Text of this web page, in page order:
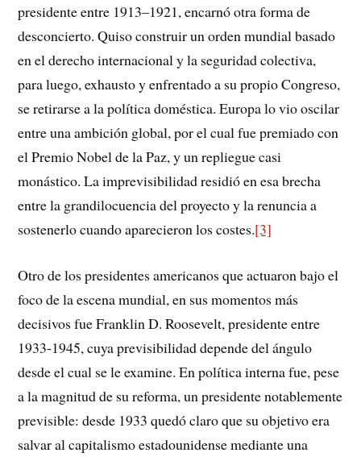
presidente entre 1913–1921, encarnó otra forma de
desconcierto. Quiso construir un orden mundial basado
en el derecho internacional y la seguridad colectiva,
para luego, exhausto y enfrentado a su propio Congreso,
se retirarse a la política doméstica. Europa lo vio oscilar
entre una ambición global, por el cual fue premiado con
el Premio Nobel de la Paz, y un repliegue casi
monástico. La imprevisibilidad residió en esa brecha
entre la grandilocuencia del proyecto y la renuncia a
sostenerlo cuando aparecieron los costes.[3]
Otro de los presidentes americanos que actuaron bajo el
foco de la escena mundial, en sus momentos más
decisivos fue Franklin D. Roosevelt, presidente entre
1933-1945, cuya previsibilidad depende del ángulo
desde el cual se le examine. En política interna fue, pese
a la magnitud de su reforma, un presidente notablemente
previsible: desde 1933 quedó claro que su objetivo era
salvar al capitalismo estadounidense mediante una